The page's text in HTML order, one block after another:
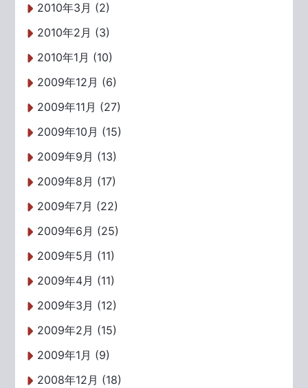
2010年3月 (2)
2010年2月 (3)
2010年1月 (10)
2009年12月 (6)
2009年11月 (27)
2009年10月 (15)
2009年9月 (13)
2009年8月 (17)
2009年7月 (22)
2009年6月 (25)
2009年5月 (11)
2009年4月 (11)
2009年3月 (12)
2009年2月 (15)
2009年1月 (9)
2008年12月 (18)